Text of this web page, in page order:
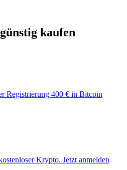
kaufen
Registrierung 400 € in Bitcoin
Krypto. Jetzt anmelden